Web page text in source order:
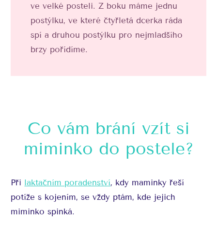
ve velké posteli. Z boku máme jednu
postýlku, ve které čtyřletá dcerka ráda
spí a druhou postýlku pro nejmladšího
brzy pořídíme.
Co vám brání vzít si
miminko do postele?
Při laktačním poradenství, kdy maminky řeší
potíže s kojením, se vždy ptám, kde jejich
miminko spinká.